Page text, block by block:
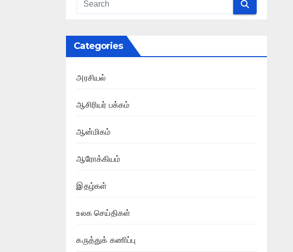
Categories
அரசியல்
ஆசிரியர் பக்கம்
ஆன்மிகம்
ஆரோக்கியம்
இதழ்கள்
உலக செய்திகள்
கருத்துக் கணிப்பு